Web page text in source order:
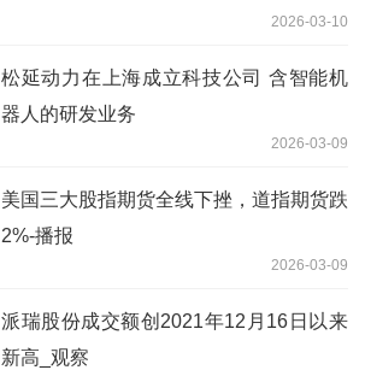
2026-03-10
松延动力在上海成立科技公司 含智能机
器人的研发业务
2026-03-09
美国三大股指期货全线下挫，道指期货跌
2%-播报
2026-03-09
派瑞股份成交额创2021年12月16日以来
新高_观察